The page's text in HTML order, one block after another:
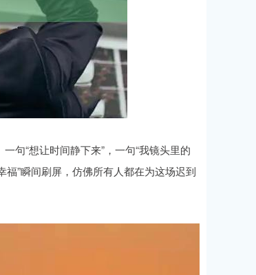
句“想让时间静下来”，一句“我镜头里的
福”瞬间刷屏，仿佛所有人都在为这场迟到